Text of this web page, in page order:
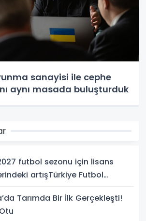
sanayisi ile cephe
aynı masada buluşturduk
futbol sezonu için lisans
artışTürkiye Futbol
Tarımda Bir İlk Gerçekleşti!